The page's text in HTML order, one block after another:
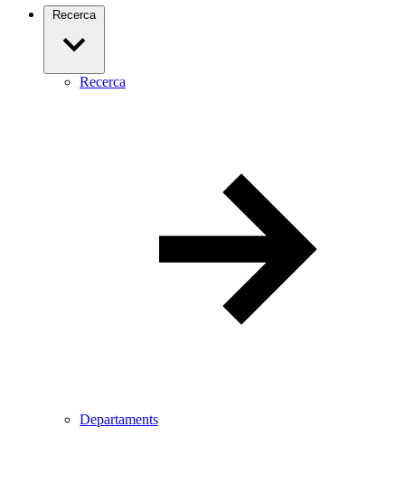
Recerca
Recerca
Departaments